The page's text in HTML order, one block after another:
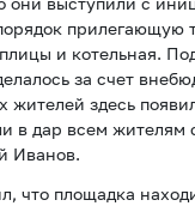
прилегающую
и котельная.
за счет
здесь
в дар всем жителям
Иванов.
что площадка